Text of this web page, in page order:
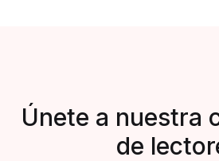
Únete a nuestra
de